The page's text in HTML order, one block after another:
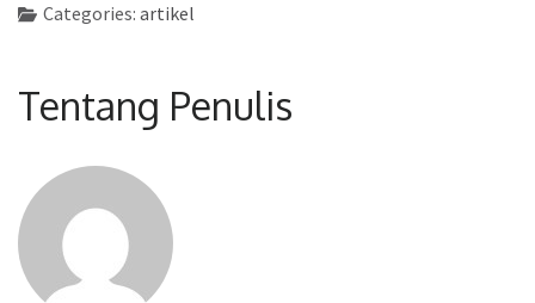
Categories: artikel
Tentang Penulis